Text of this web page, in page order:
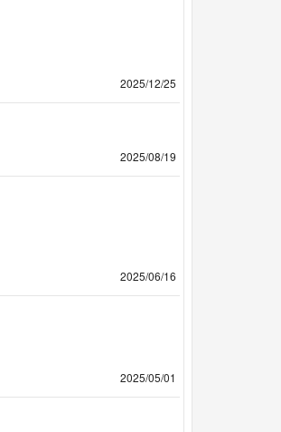
2025/12/25
2025/08/19
2025/06/16
2025/05/01